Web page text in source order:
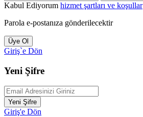
Kabul Ediyorum hizmet şartları ve koşullar
Parola e-postanıza gönderilecektir
Üye Ol
Giriş`e Dön
Yeni Şifre
Yeni Şifre
Giriş'e Dön